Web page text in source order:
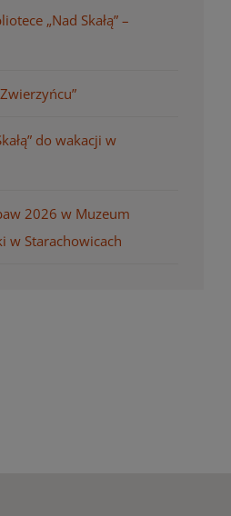
„Nad Skałą” –
do wakacji w
2026 w Muzeum
w Starachowicach